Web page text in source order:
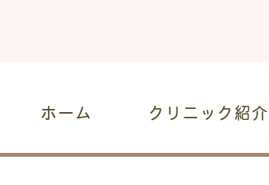
ホーム クリニック紹介